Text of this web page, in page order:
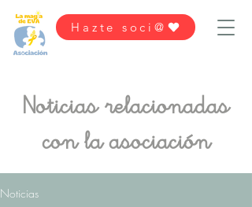
Hazte soci@
Noticias relacionadas
con la asociación
Noticias